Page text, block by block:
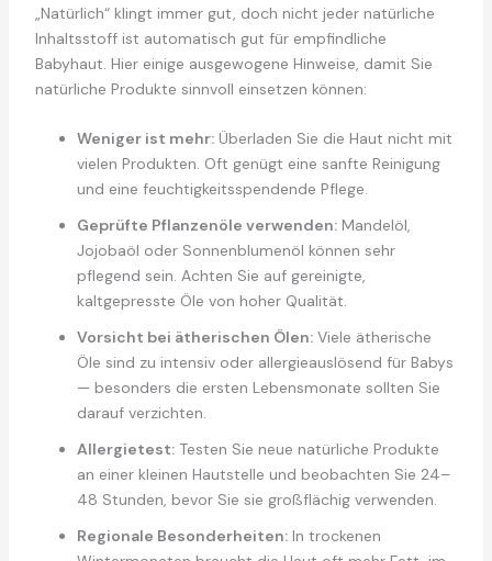
„Natürlich“ klingt immer gut, doch nicht jeder natürliche
Inhaltsstoff ist automatisch gut für empfindliche
Babyhaut. Hier einige ausgewogene Hinweise, damit Sie
natürliche Produkte sinnvoll einsetzen können:
Weniger ist mehr:Überladen Sie die Haut nicht mit
vielen Produkten. Oft genügt eine sanfte Reinigung
und eine feuchtigkeitsspendende Pflege.
Geprüfte Pflanzenöle verwenden:Mandelöl,
Jojobaöl oder Sonnenblumenöl können sehr
pflegend sein. Achten Sie auf gereinigte,
kaltgepresste Öle von hoher Qualität.
Vorsicht bei ätherischen Ölen:Viele ätherische
Öle sind zu intensiv oder allergieauslösend für Babys
— besonders die ersten Lebensmonate sollten Sie
darauf verzichten.
Allergietest:Testen Sie neue natürliche Produkte
an einer kleinen Hautstelle und beobachten Sie 24–
48 Stunden, bevor Sie sie großflächig verwenden.
Regionale Besonderheiten:In trockenen